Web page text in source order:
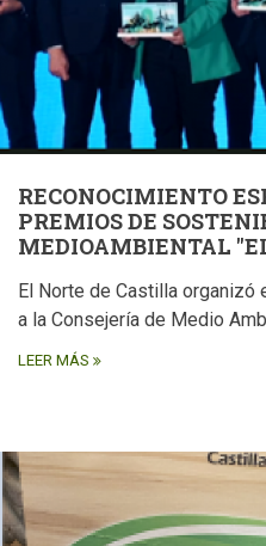
RECONOCIMIENTO
PREMIOS DE
MEDIOAMBIENTAL
El Norte de Castilla organizó
a la Consejería de Medio
LEER MÁS